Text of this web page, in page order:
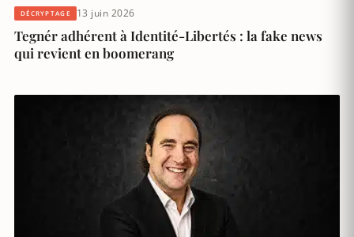
DÉCRYPTAGE 13 juin 2026
Tegnér adhérent à Identité-Libertés : la fake news
qui revient en boomerang